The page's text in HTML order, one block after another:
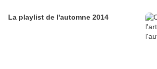
La playlist de l'automne 2014